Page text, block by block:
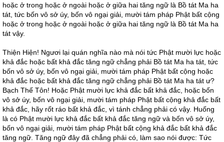
hoặc ở trong hoặc ở ngoài hoặc ở giữa hai tăng ngữ là Bồ tát Ma ha
tát, tức bốn vô sở úy, bốn vô ngại giải, mười tám pháp Phật bất cộng
hoặc ở trong hoặc ở ngoài hoặc ở giữa hai tăng ngữ là Bồ tát Ma ha
tát vậy.
Thiện Hiện! Ngươi lại quán nghĩa nào mà nói tức Phật mười lực hoặc
khả đắc hoặc bất khả đắc tăng ngữ chẳng phải Bồ tát Ma ha tát, tức
bốn vô sở úy, bốn vô ngại giải, mười tám pháp Phật bất cộng hoặc
khả đắc hoặc bất khả đắc tăng ngữ chẳng phải Bồ tát Ma ha tát ư?
Bạch Thế Tôn! Hoặc Phật mười lực khả đắc bất khả đắc, hoặc bốn
vô sở úy, bốn vô ngại giải, mười tám pháp Phật bất cộng khả đắc bất
khả đắc, hãy rốt ráo bất khả đắc, vì tánh chẳng phải có vậy. Huống
là có Phật mười lực khả đắc bất khả đắc tăng ngữ và bốn vô sở úy,
bốn vô ngại giải, mười tám pháp Phật bất cộng khả đắc bất khả đắc
tăng ngữ. Tăng ngữ đây đã chẳng phải có, làm sao nói được: Tức